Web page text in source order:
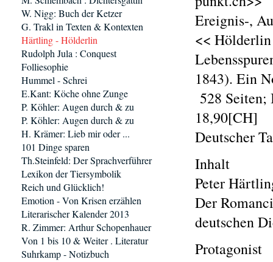
Ereignis-,
<<
1843). Ein
528
18,90[CH]
Deutscher
Inhalt
Peter
Der
deutschen
Protagonist
W. Nigg: Buch der Ketzer
G. Trakl in Texten & Kontexten
Härtling - Hölderlin
Rudolph Jula : Conquest
Folliesophie
Hummel - Schrei
E.Kant: Köche ohne Zunge
P. Köhler: Augen durch & zu
P. Köhler: Augen durch & zu
H. Krämer: Lieb mir oder ...
101 Dinge sparen
Th.Steinfeld: Der Sprachverführer
Lexikon der Tiersymbolik
Reich und Glücklich!
Emotion - Von Krisen erzählen
Literarischer Kalender 2013
R. Zimmer: Arthur Schopenhauer
Von 1 bis 10 & Weiter . Literatur
Suhrkamp - Notizbuch